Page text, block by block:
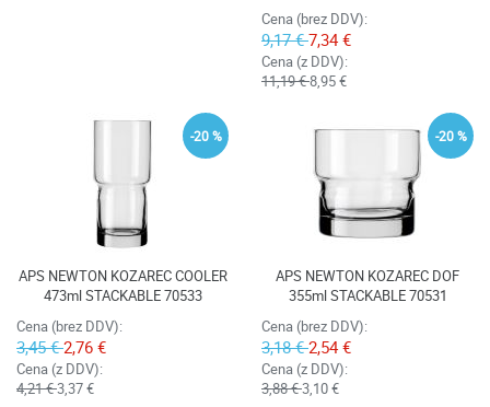
Cena (brez DDV):
9,17 €7,34 €
Cena (z DDV):
11,19 €8,95 €
-20 %
APS NEWTON KOZAREC COOLER
473ml STACKABLE 70533
Cena (brez DDV):
3,45 €2,76 €
Cena (z DDV):
4,21 €3,37 €
-20 %
APS NEWTON KOZAREC DOF
355ml STACKABLE 70531
Cena (brez DDV):
3,18 €2,54 €
Cena (z DDV):
3,88 €3,10 €